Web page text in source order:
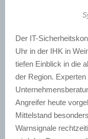
Der IT-
Uhr in der IHK in
tiefen Einblick in die
der Region.
Angreifer heute
Mittelstand
Warnsignale